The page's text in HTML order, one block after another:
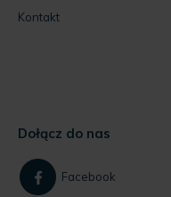
Kontakt
Dołącz do nas
Facebook